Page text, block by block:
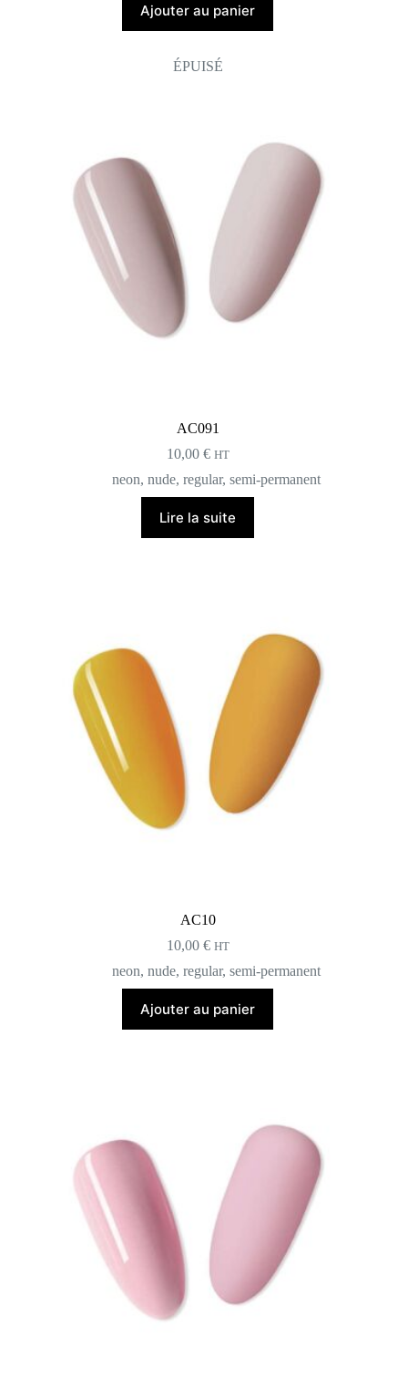
Ajouter au panier
ÉPUISÉ
AC091
10,00 € HT
neon, nude, regular, semi-permanent
Lire la suite
AC10
10,00 € HT
neon, nude, regular, semi-permanent
Ajouter au panier